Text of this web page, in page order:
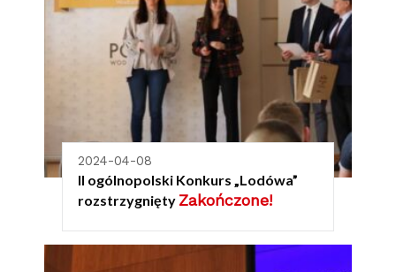
2024-04-08
II ogólnopolski Konkurs „Lodówa”
rozstrzygnięty Zakończone!